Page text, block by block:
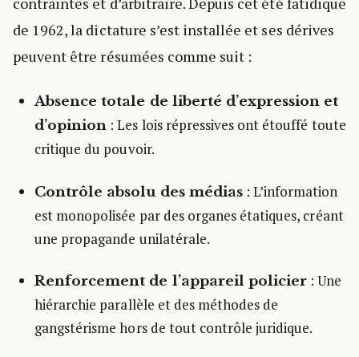
de 1962, la dictature s’est installée et ses dérives
peuvent être résumées comme suit :
Absence totale de liberté d’expression et
d’opinion : Les lois répressives ont étouffé toute
critique du pouvoir.
Contrôle absolu des médias: L’information
est monopolisée par des organes étatiques, créant
une propagande unilatérale.
Renforcement de l’appareil policier : Une
hiérarchie parallèle et des méthodes de
gangstérisme hors de tout contrôle juridique.